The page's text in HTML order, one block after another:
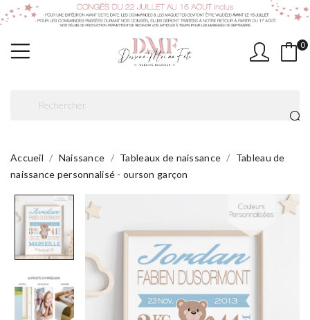
0
Accueil Naissance Tableaux de naissance
Tableau de
naissance personnalisé - ourson garçon